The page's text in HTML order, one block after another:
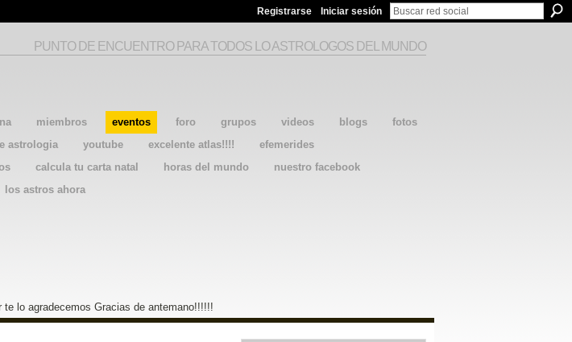
Registrarse Iniciar sesión
miembros eventos foro grupos videos blogs
fotos
astrologia youtube excelente atlas!!!!
efemerides
calcula tu carta natal horas del mundo
nuestro facebook
los astros ahora
PUNTO DE ENCUENTRO PARA TODOS LO ASTROLOGOS DEL MUNDO
lo agradecemos Gracias de antemano!!!!!!